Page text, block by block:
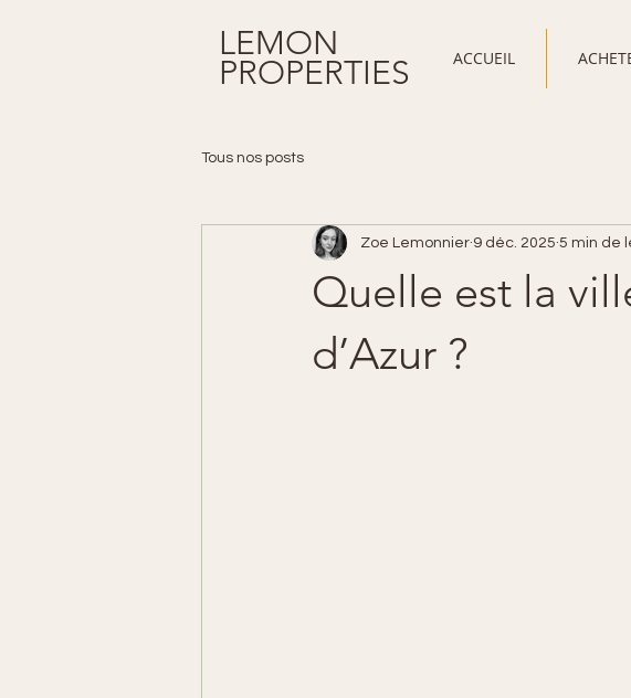
LEMON
PROPERTIES ACCUEIL
Tous nos posts
Quelle est la
d’Azur ?
Zoe Lemonnier 9 déc. 2025 5 min de